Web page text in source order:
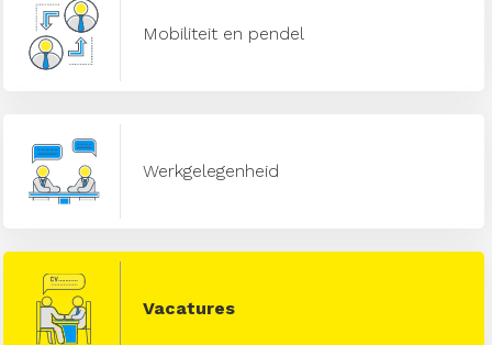
Mobiliteit en pendel
Werkgelegenheid
Vacatures